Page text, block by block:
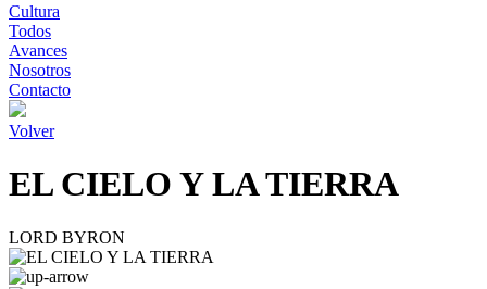
Cultura
Todos
Avances
Nosotros
Contacto
Volver
EL CIELO Y LA TIERRA
LORD BYRON